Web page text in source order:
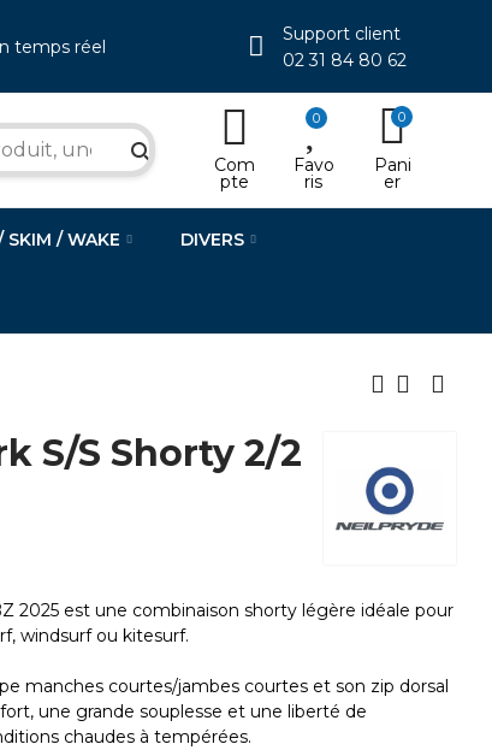
temps réel
Support client
02 31 84 80 62
search Com
pte
0
Favo
ris
0
Pani
er
SKIM / WAKE DIVERS
S/S Shorty 2/2
2025 est une combinaison shorty légère idéale pour
windsurf ou kitesurf.
manches courtes/jambes courtes et son zip dorsal
une grande souplesse et une liberté de
chaudes à tempérées.